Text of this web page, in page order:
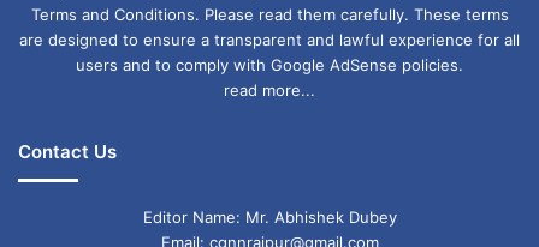
Terms and Conditions. Please read them carefully. These terms
are designed to ensure a transparent and lawful experience for all
users and to comply with Google AdSense policies.
read more...
Contact Us
Editor Name: Mr. Abhishek Dubey
Email: cgnnraipur@gmail.com